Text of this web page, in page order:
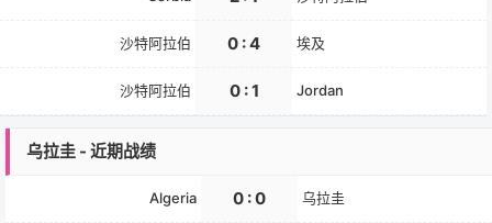
沙特阿拉伯 0 : 4 埃及
沙特阿拉伯 0 : 1 Jordan
乌拉圭 - 近期战绩
Algeria 0 : 0 乌拉圭